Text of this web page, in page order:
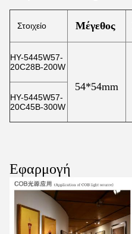
Στοιχείο Μέγεθος
HY-5445W57-
20C28B-200W
54*54mm
HY-5445W57-
20C45B-300W
Εφαρμογή